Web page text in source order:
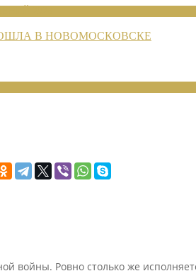
В НОВОМОСКОВСКЕ
войны. Ровно столько же